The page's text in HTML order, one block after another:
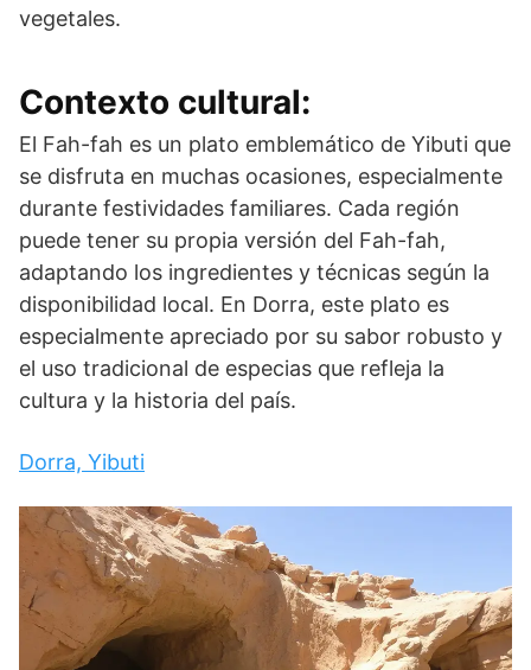
vegetales.
Contexto cultural:
El Fah-fah es un plato emblemático de Yibuti que
se disfruta en muchas ocasiones, especialmente
durante festividades familiares. Cada región
puede tener su propia versión del Fah-fah,
adaptando los ingredientes y técnicas según la
disponibilidad local. En Dorra, este plato es
especialmente apreciado por su sabor robusto y
el uso tradicional de especias que refleja la
cultura y la historia del país.
Dorra, Yibuti